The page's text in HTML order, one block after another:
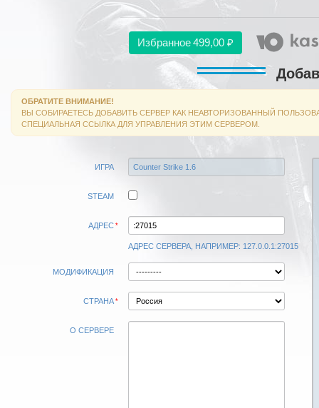
Избранное499,00 ₽
ОБРАТИТЕ ВНИМАНИЕ!
ВЫ СОБИРАЕТЕСЬ ДОБАВИТЬ СЕРВЕР КАК НЕАВТОРИЗОВАННЫЙ
СПЕЦИАЛЬНАЯ ССЫЛКА ДЛЯ УПРАВЛЕНИЯ ЭТИМ СЕРВЕРОМ.
ИГРА
STEAM
АДРЕС
АДРЕС СЕРВЕРА, НАПРИМЕР: 127.0.0.1:27015
МОДИФИКАЦИЯ
СТРАНА
О СЕРВЕРЕ